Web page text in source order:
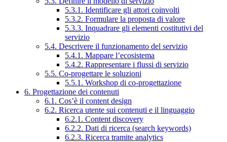
5.3.1. Identificare gli attori coinvolti
5.3.2. Formulare la proposta di valore
5.3.3. Inquadrare gli elementi costitutivi del
servizio
5.4. Descrivere il funzionamento del servizio
5.4.1. Mappare l’ecosistema
5.4.2. Rappresentare i flussi di servizio
5.5. Co-progettare le soluzioni
5.5.1. Workshop di co-progettazione
6. Progettazione dei contenuti
6.1. Cos’è il content design
6.2. Ricerca utente sui contenuti e il linguaggio
6.2.1. Content discovery
6.2.2. Dati di ricerca (search keywords)
6.2.3. Ricerca tramite analytics